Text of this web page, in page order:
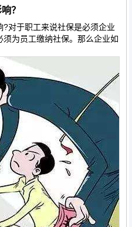
？
于职工来说社保是必须企业
为员工缴纳社保。那么企业如